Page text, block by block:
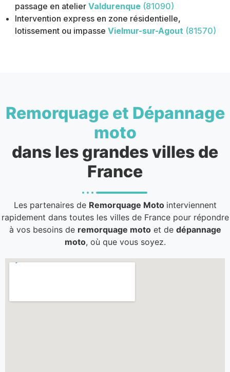
passage en atelier Valdurenque (81090)
Intervention express en zone résidentielle,
lotissement ou impasse Vielmur-sur-Agout (81570)
Remorquage et Dépannage
moto
dans les grandes villes de
France
Les partenaires de Remorquage Moto interviennent
rapidement dans toutes les villes de France pour répondre
à vos besoins de remorquage motoet de dépannage
moto, où que vous soyez.